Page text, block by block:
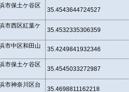
市保土ケ谷区
35.4543644724527
市西区紅葉ケ
35.4532335306359
市中区和田山
35.4249841932346
市保土ケ谷区
35.4545033272987
市神奈川区台
35.4698811162218